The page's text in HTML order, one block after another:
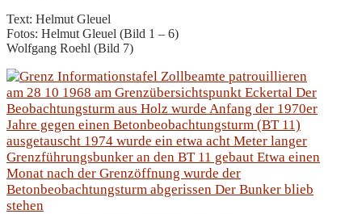
Text: Helmut Gleuel
Fotos: Helmut Gleuel (Bild 1 – 6)
Wolfgang Roehl (Bild 7)